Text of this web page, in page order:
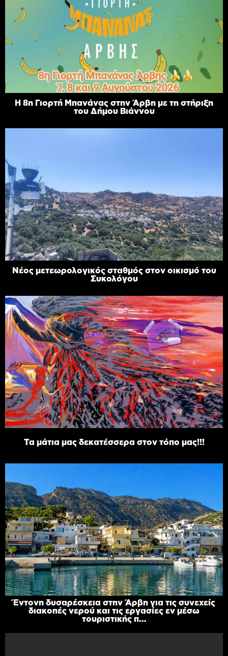
Η 8η Γιορτή Μπανάνας στην Άρβη με τη στήριξη
του Δήμου Βιάννου
Νέος μετεωρολογικός σταθμός στον οικισμό του
Συκολόγου
Τα μάτια μας δεκατέσσερα στον τόπο μας!!!
Έντονη δυσαρέσκεια στην Άρβη για τις συνεχείς
διακοπές νερού και τις εργασίες εν μέσω
τουριστικής π...